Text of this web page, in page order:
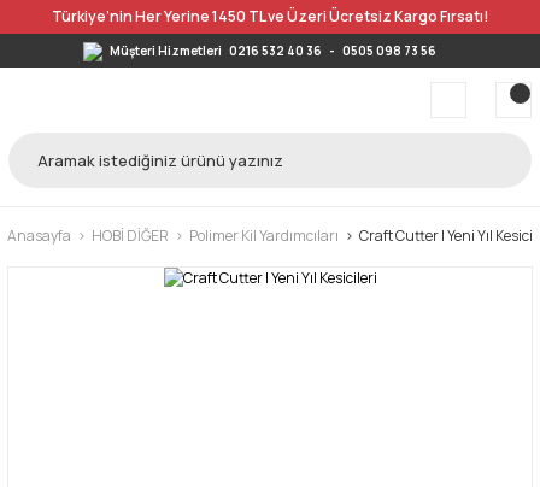
Türkiye’nin Her Yerine 1450 TL ve Üzeri Ücretsiz Kargo Fırsatı!
Müşteri Hizmetleri 0216 532 40 36 - 0505 098 73 56
Anasayfa HOBİ DİĞER Polimer Kil Yardımcıları Craft Cutter | Yeni Yıl